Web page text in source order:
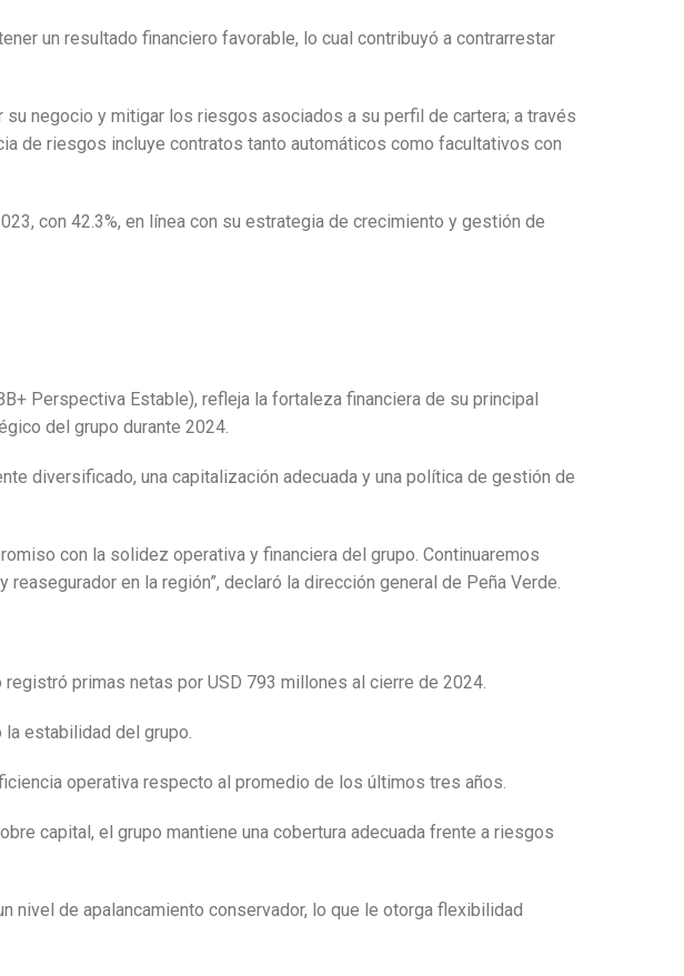
un resultado financiero favorable, lo cual contribuyó a contrarrestar
negocio y mitigar los riesgos asociados a su perfil de cartera; a través
de riesgos incluye contratos tanto automáticos como facultativos con
con 42.3%, en línea con su estrategia de crecimiento y gestión de
Perspectiva Estable), refleja la fortaleza financiera de su principal
del grupo durante 2024.
diversificado, una capitalización adecuada y una política de gestión de
con la solidez operativa y financiera del grupo. Continuaremos
en la región”, declaró la dirección general de Peña Verde.
primas netas por USD 793 millones al cierre de 2024.
la estabilidad del grupo.
operativa respecto al promedio de los últimos tres años.
capital, el grupo mantiene una cobertura adecuada frente a riesgos
nivel de apalancamiento conservador, lo que le otorga flexibilidad